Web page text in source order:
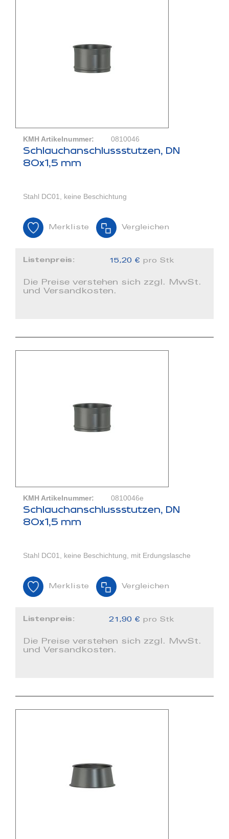
KMH Artikelnummer: 0810046
Schlauchanschlussstutzen, DN
80x1,5 mm
Stahl DC01, keine Beschichtung
Merkliste Vergleichen
Listenpreis: 15,20 € pro Stk
Die Preise verstehen sich zzgl. MwSt.
und Versandkosten.
KMH Artikelnummer: 0810046e
Schlauchanschlussstutzen, DN
80x1,5 mm
Stahl DC01, keine Beschichtung, mit Erdungslasche
Merkliste Vergleichen
Listenpreis: 21,90 € pro Stk
Die Preise verstehen sich zzgl. MwSt.
und Versandkosten.